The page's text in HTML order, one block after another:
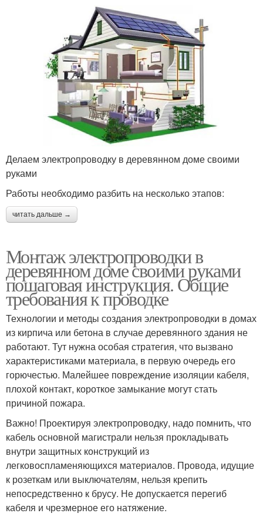
Делаем электропроводку в деревянном доме своими
руками
Работы необходимо разбить на несколько этапов:
читать дальше →
Монтаж электропроводки в
деревянном доме своими руками
пошаговая инструкция. Общие
требования к проводке
Технологии и методы создания электропроводки в домах
из кирпича или бетона в случае деревянного здания не
работают. Тут нужна особая стратегия, что вызвано
характеристиками материала, в первую очередь его
горючестью. Малейшее повреждение изоляции кабеля,
плохой контакт, короткое замыкание могут стать
причиной пожара.
Важно! Проектируя электропроводку, надо помнить, что
кабель основной магистрали нельзя прокладывать
внутри защитных конструкций из
легковоспламеняющихся материалов. Провода, идущие
к розеткам или выключателям, нельзя крепить
непосредственно к брусу. Не допускается перегиб
кабеля и чрезмерное его натяжение.